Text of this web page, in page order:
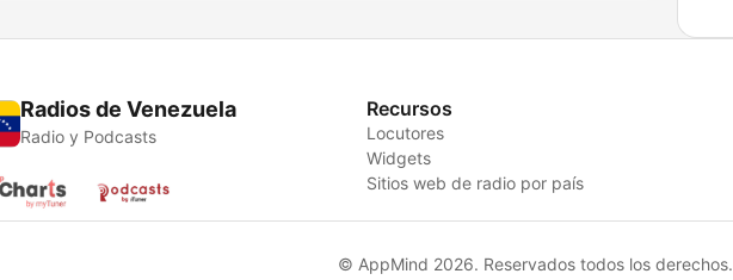
Radios de Venezuela
Radio y Podcasts
Recursos
Locutores
Widgets
Sitios web de radio por país
© AppMind 2026. Reservados todos los derechos.